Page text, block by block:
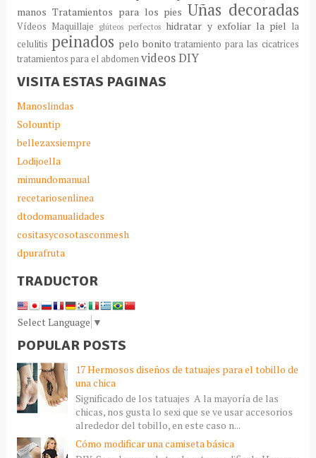
manos Tratamientos para los pies Uñas decoradas
Vídeos Maquillaje glúteos perfectos hidratar y exfoliar la piel la
celulitis peinados pelo bonito tratamiento para las cicatrices
tratamientos para el abdomenvideos DIY
VISITA ESTAS PAGINAS
Manoslindas
Solountip
bellezaxsiempre
Lodijoella
mimundomanual
recetariosenlinea
dtodomanualidades
cositasycosotasconmesh
dpurafruta
TRADUCTOR
Select Language ▼
POPULAR POSTS
17 Hermosos diseños de tatuajes para el tobillo de
una chica
Significado de los tatuajes A la mayoría de las
chicas, nos gusta lo sexi que se ve usar accesorios
alrededor del tobillo, en este caso n...
Cómo modificar una camiseta básica